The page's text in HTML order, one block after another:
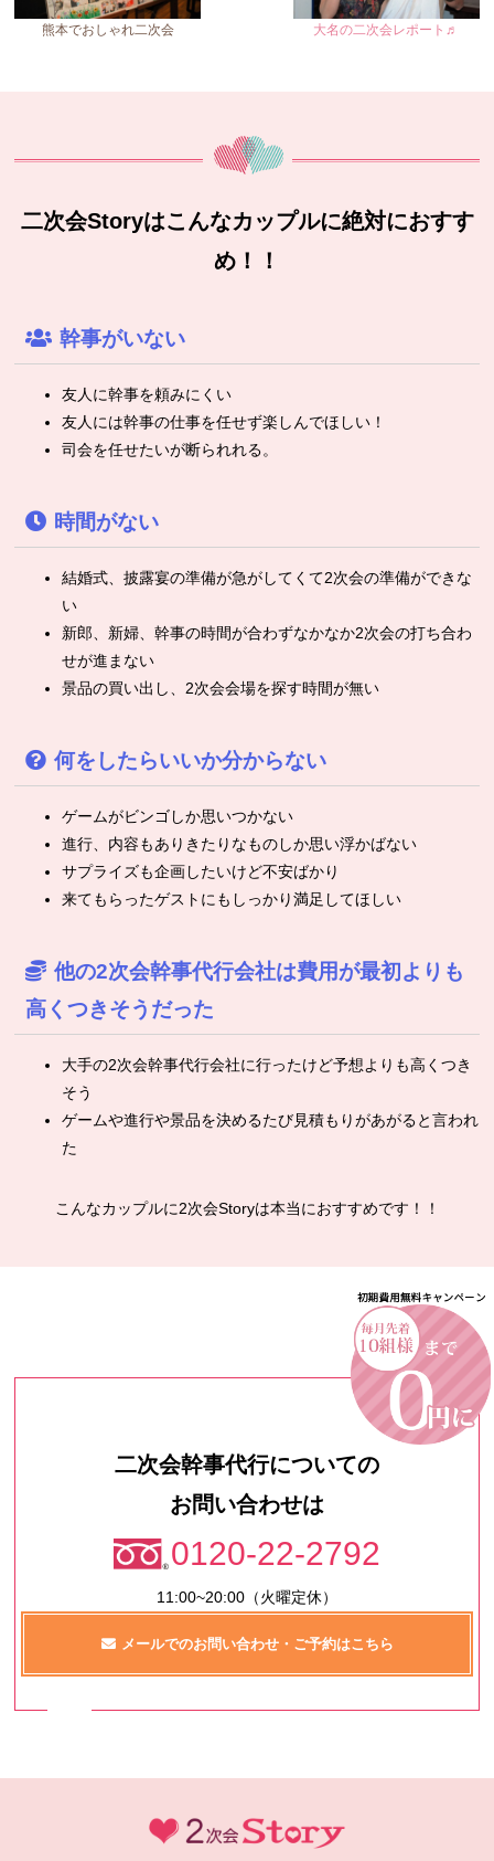
熊本でおしゃれ二次会 大名の二次会レポート♬
二次会Storyはこんなカップルに絶対におすす
め！！
幹事がいない
友人に幹事を頼みにくい
友人には幹事の仕事を任せず楽しんでほしい！
司会を任せたいが断られれる。
時間がない
結婚式、披露宴の準備が急がしてくて2次会の準備ができな
い
新郎、新婦、幹事の時間が合わずなかなか2次会の打ち合わ
せが進まない
景品の買い出し、2次会会場を探す時間が無い
何をしたらいいか分からない
ゲームがビンゴしか思いつかない
進行、内容もありきたりなものしか思い浮かばない
サプライズも企画したいけど不安ばかり
来てもらったゲストにもしっかり満足してほしい
他の2次会幹事代行会社は費用が最初よりも
高くつきそうだった
大手の2次会幹事代行会社に行ったけど予想よりも高くつき
そう
ゲームや進行や景品を決めるたび見積もりがあがると言われ
た
こんなカップルに2次会Storyは本当におすすめです！！
二次会幹事代行についての
お問い合わせは
0120-22-2792
11:00~20:00（火曜定休）
メールでのお問い合わせ・ご予約はこちら